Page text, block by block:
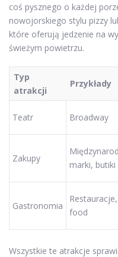
coś pysznego o każdej
nowojorskiego stylu pizzy
które oferują jedzenie na
świeżym powietrzu.
Typ
atrakcji
Przykłady
Teatr Broadway
Zakupy
marki, butiki
Gastronomia
food
Wszystkie te atrakcje